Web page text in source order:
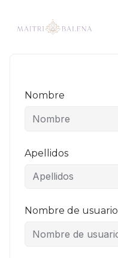
Nombre
Apellidos
Nombre de usuario